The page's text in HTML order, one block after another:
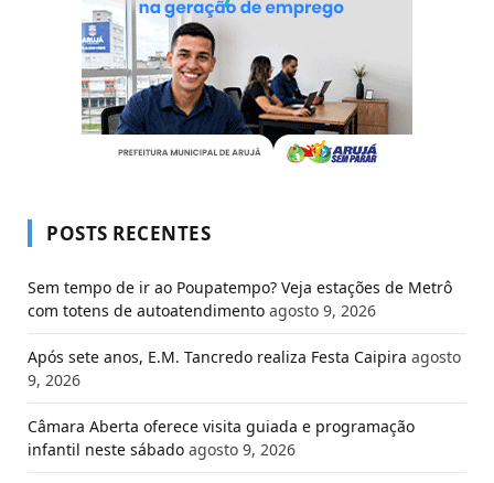
POSTS RECENTES
Sem tempo de ir ao Poupatempo? Veja estações de Metrô
com totens de autoatendimento agosto 9, 2026
Após sete anos, E.M. Tancredo realiza Festa Caipira agosto
9, 2026
Câmara Aberta oferece visita guiada e programação
infantil neste sábado agosto 9, 2026